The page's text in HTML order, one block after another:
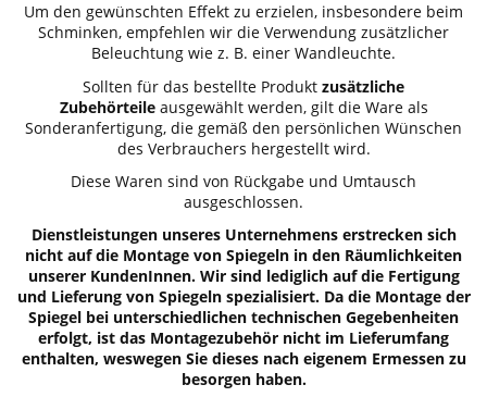
Um den gewünschten Effekt zu erzielen, insbesondere beim
Schminken, empfehlen wir die Verwendung zusätzlicher
Beleuchtung wie z. B. einer Wandleuchte.
Sollten für das bestellte Produkt zusätzliche
Zubehörteileausgewählt werden, gilt die Ware als
Sonderanfertigung, die gemäß den persönlichen Wünschen
des Verbrauchers hergestellt wird.
Diese Waren sind von Rückgabe und Umtausch
ausgeschlossen.
Dienstleistungen unseres Unternehmens erstrecken sich
nicht auf die Montage von Spiegeln in den Räumlichkeiten
unserer KundenInnen. Wir sind lediglich auf die Fertigung
und Lieferung von Spiegeln spezialisiert. Da die Montage der
Spiegel bei unterschiedlichen technischen Gegebenheiten
erfolgt, ist das Montagezubehör nicht im Lieferumfang
enthalten, weswegen Sie dieses nach eigenem Ermessen zu
besorgen haben.